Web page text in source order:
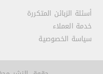
أسئلة الزبائن المتكررة
خدمة العملاء
سياسة الخصوصية